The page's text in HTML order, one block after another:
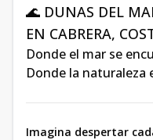
🌊 DUNAS DEL
EN CABRERA,
Donde el mar se
Donde la naturaleza
Imagina despertar